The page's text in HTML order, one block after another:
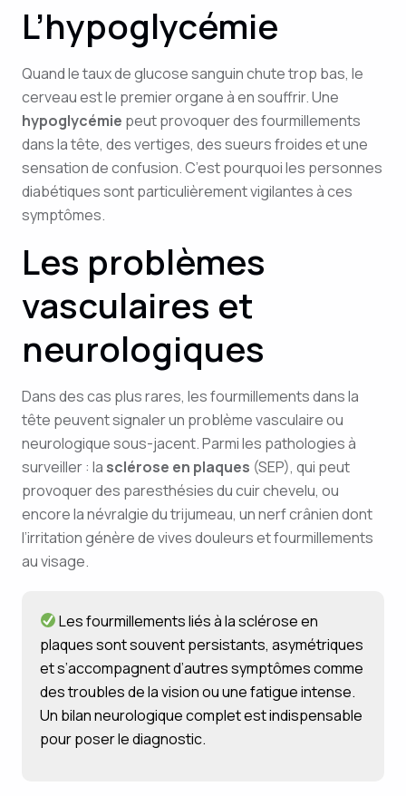
L’hypoglycémie
Quand le taux de glucose sanguin chute trop bas, le
cerveau est le premier organe à en souffrir. Une
hypoglycémie peut provoquer des fourmillements
dans la tête, des vertiges, des sueurs froides et une
sensation de confusion. C’est pourquoi les personnes
diabétiques sont particulièrement vigilantes à ces
symptômes.
Les problèmes
vasculaires et
neurologiques
Dans des cas plus rares, les fourmillements dans la
tête peuvent signaler un problème vasculaire ou
neurologique sous-jacent. Parmi les pathologies à
surveiller : la sclérose en plaques (SEP), qui peut
provoquer des paresthésies du cuir chevelu, ou
encore la névralgie du trijumeau, un nerf crânien dont
l’irritation génère de vives douleurs et fourmillements
au visage.
Les fourmillements liés à la sclérose en
plaques sont souvent persistants, asymétriques
et s’accompagnent d’autres symptômes comme
des troubles de la vision ou une fatigue intense.
Un bilan neurologique complet est indispensable
pour poser le diagnostic.